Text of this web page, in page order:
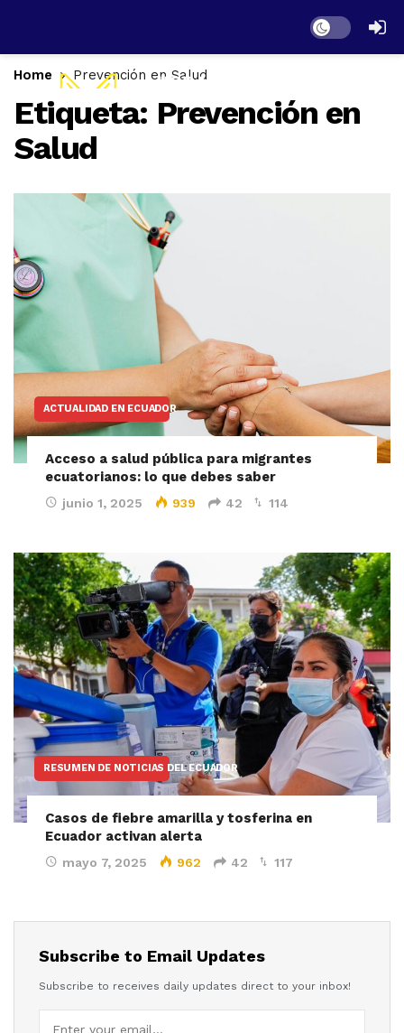
Dark mode
Home Prevención en Salud
Etiqueta: Prevención en
Salud
ACTUALIDAD EN ECUADOR
Acceso a salud pública para migrantes
ecuatorianos: lo que debes saber
junio 1, 2025 939 42 114
RESUMEN DE NOTICIAS DEL ECUADOR
Casos de fiebre amarilla y tosferina en
Ecuador activan alerta
mayo 7, 2025 962 42 117
Subscribe to Email Updates
Subscribe to receives daily updates direct to your inbox!